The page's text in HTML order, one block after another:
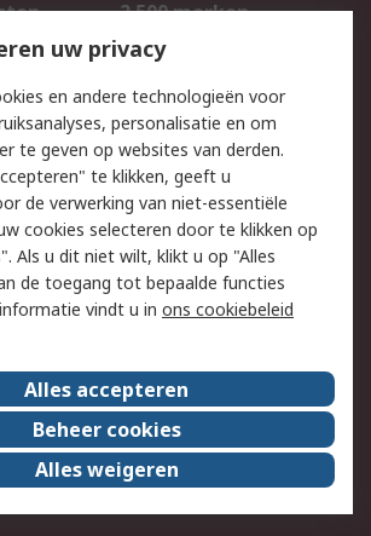
2.500 merken
Inkoopoplossingen
Email veiligheid
Websitevoorwaarden
Over ons
Werken bij RS
uw privacy
en andere technologieën voor
personalisatie en om
te geven op websites van derden.
te klikken, geeft u
de verwerking van niet-essentiële
cookies selecteren door te klikken op
Als u dit niet wilt, klikt u op "Alles
de toegang tot bepaalde functies
vindt u in ons cookiebeleid
Alles accepteren
Beheer cookies
Alles weigeren